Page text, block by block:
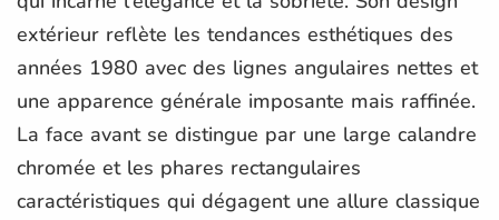
extérieur reflète les tendances esthétiques des
années 1980 avec des lignes angulaires nettes et
une apparence générale imposante mais raffinée.
La face avant se distingue par une large calandre
chromée et les phares rectangulaires
caractéristiques qui dégagent une allure classique